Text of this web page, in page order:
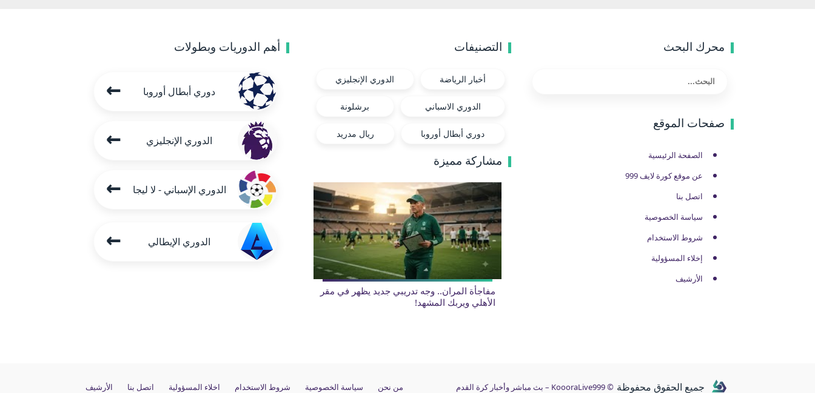
محرك البحث
صفحات الموقع
الصفحة الرئيسية
عن موقع كورة لايف 999
اتصل بنا
سياسة الخصوصية
شروط الاستخدام
إخلاء المسؤولية
الأرشيف
التصنيفات
أخبار الرياضة الدوري الإنجليزي
الدوري الاسباني برشلونة
دوري أبطال أوروبا ريال مدريد
مشاركة مميزة
مفاجأة المران.. وجه تدريبي جديد يظهر في مقر
الأهلي ويربك المشهد!
أهم الدوريات وبطولات
دوري أبطال أوروبا ←
الدوري الإنجليزي ←
الدوري الإسباني - لا ليجا ←
الدوري الإيطالي ←
جميع الحقوق محفوظة © KoooraLive999 – بث مباشر وأخبار كرة القدم من نحن سياسة الخصوصية شروط الاستخدام اخلاء المسؤولية اتصل بنا الأرشيف